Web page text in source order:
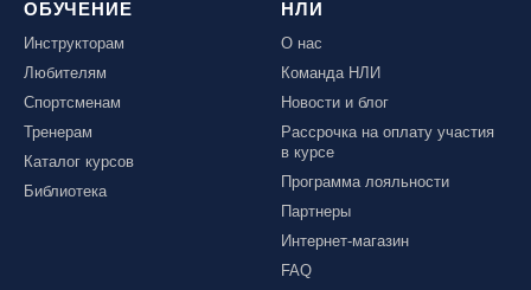
ОБУЧЕНИЕ
Инструкторам
Любителям
Спортсменам
Тренерам
Каталог курсов
Библиотека
НЛИ
О нас
Команда НЛИ
Новости и блог
Рассрочка на оплату участия
в курсе
Программа лояльности
Партнеры
Интернет-магазин
FAQ